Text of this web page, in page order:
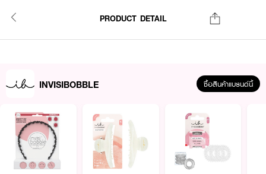
PRODUCT DETAIL
INVISIBOBBLE ซื้อสินค้าแบรนด์นี้